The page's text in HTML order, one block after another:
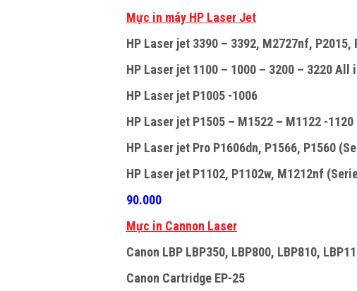
Mực in máy HP Laser Jet
HP Laser jet 3390 – 3392, M2727nf,
HP Laser jet 1100 – 1000 – 3200 – 3220 All
HP Laser jet P1005 -1006
HP Laser jet P1505 – M1522 – M1122 -1120
HP Laser jet Pro P1606dn, P1566, P1560
HP Laser jet P1102, P1102w, M1212nf
90.000
Mực in Cannon Laser
Canon LBP LBP350, LBP800, LBP810,
Canon Cartridge EP-25